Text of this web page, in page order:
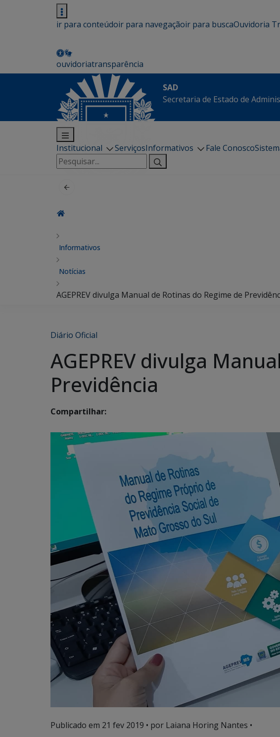
ir para conteúdoir para navegaçãoir para buscaOuvidoria
ouvidoriatransparência
SAD
Secretaria de Estado de
Institucional ServiçosInformativos Fale Conosco
Pesquisar
por:
Informativos
Notícias
AGEPREV divulga Manual de Rotinas do Regime de
Diário Oficial
AGEPREV divulga
Previdência
Compartilhar:
Publicado em 21 fev 2019 • por Laiana Horing Nantes •